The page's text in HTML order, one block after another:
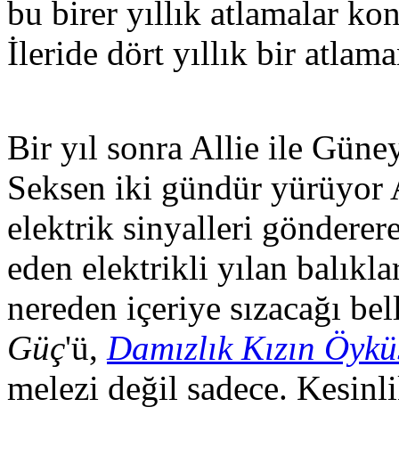
bu birer yıllık atlamalar
İleride dört yıllık bir
Bir yıl sonra Allie ile
Seksen iki gündür yürüyor
elektrik sinyalleri
eden elektrikli yılan
nereden içeriye sızacağı
Güç'ü, Damızlık Kızın
melezi değil sadece.